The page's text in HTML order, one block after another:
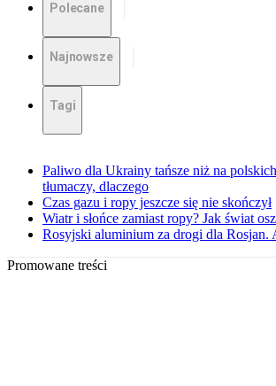
Polecane
Najnowsze
Tagi
Paliwo dla Ukrainy tańsze niż na
tłumaczy, dlaczego
Czas gazu i ropy jeszcze się nie skończył
Wiatr i słońce zamiast ropy? Jak świat
Rosyjski aluminium za drogi dla Rosjan.
Promowane treści